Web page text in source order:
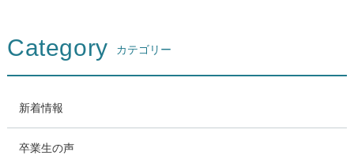
Category カテゴリー
新着情報
卒業生の声